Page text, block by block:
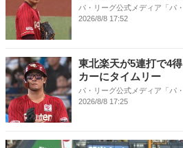
パ・リーグ公式メディア「パ
2026/8/8 17:52
東北楽天が5連打で4
カーにタイムリー
パ・リーグ公式メディア「パ
2026/8/8 17:25